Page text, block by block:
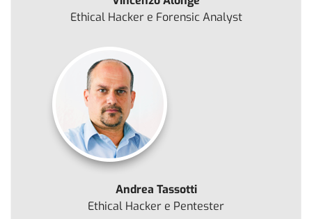
Ethical Hacker e Forensic Analyst
Andrea Tassotti
Ethical Hacker e Pentester